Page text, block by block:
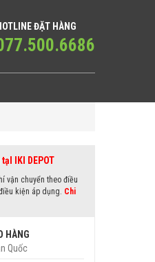
ĐẶT HÀNG
IKI DEPOT
vận chuyển theo điều
kiện áp dụng. Chi
HÀNG
Quốc